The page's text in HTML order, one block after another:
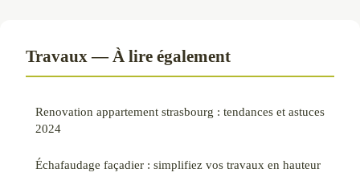
Travaux — À lire également
Renovation appartement strasbourg : tendances et astuces
2024
Échafaudage façadier : simplifiez vos travaux en hauteur